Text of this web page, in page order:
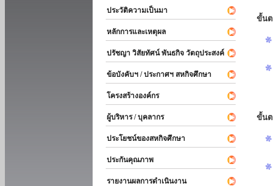
ประวัติความเป็นมา
หลักการและเหตุผล
ปรัชญา วิสัยทัศน์ พันธกิจ วัตถุประสงค์
ข้อบังคับฯ / ประกาศฯ สหกิจศึกษา
โครงสร้างองค์กร
ผู้บริหาร / บุคลากร
ประโยชน์ของสหกิจศึกษา
ประกันคุณภาพ
รายงานผลการดำเนินงาน
ขั้นต
ขั้นต